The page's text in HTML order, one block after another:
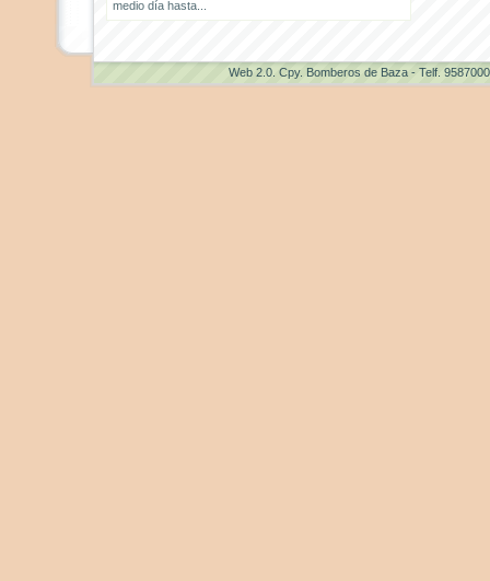
medio día hasta...
Web 2.0 . Cpy. Bomberos de Baza - Telf.